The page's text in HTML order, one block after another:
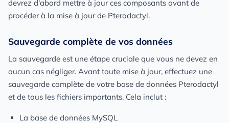
devrez d'abord mettre à jour ces composants avant de
procéder à la mise à jour de Pterodactyl.
Sauvegarde complète de vos données
La sauvegarde est une étape cruciale que vous ne devez en
aucun cas négliger. Avant toute mise à jour, effectuez une
sauvegarde complète de votre base de données Pterodactyl
et de tous les fichiers importants. Cela inclut :
La base de données MySQL